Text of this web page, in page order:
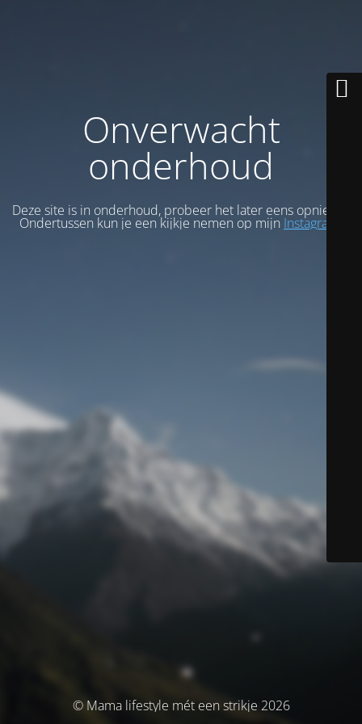
Onverwacht
onderhoud
Deze site is in onderhoud, probeer het later eens opnieuw.
Ondertussen kun je een kijkje nemen op mijn Instagram
© Mama lifestyle mét een strikje 2026